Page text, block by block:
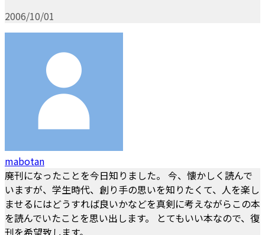
2006/10/01
mabotan
廃刊になったことを今日知りました。 今、懐かしく読んで
いますが、学生時代、創り手の思いを知りたくて、人を楽し
ませるにはどうすれば良いかなどを真剣に考えながらこの本
を読んでいたことを思い出します。 とてもいい本なので、復
刊を希望致します。